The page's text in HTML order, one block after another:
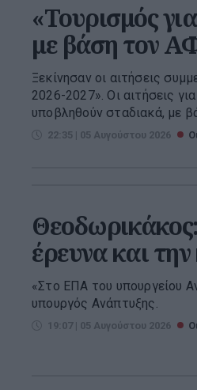
«Τουρισμός
με βάση τον
Ξεκίνησαν οι αιτήσεις
2026-2027». Οι αιτήσεις
υποβληθούν σταδιακά, με
22:35 | 05 Αυγούστου 2026
έρευνα και
«Στο ΕΠΑ του υπουργείου
υπουργός Ανάπτυξης.
19:07 | 05 Αυγούστου 2026